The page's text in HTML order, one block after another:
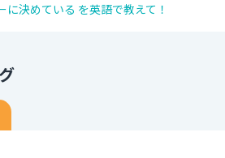
決めている を英語で教えて！